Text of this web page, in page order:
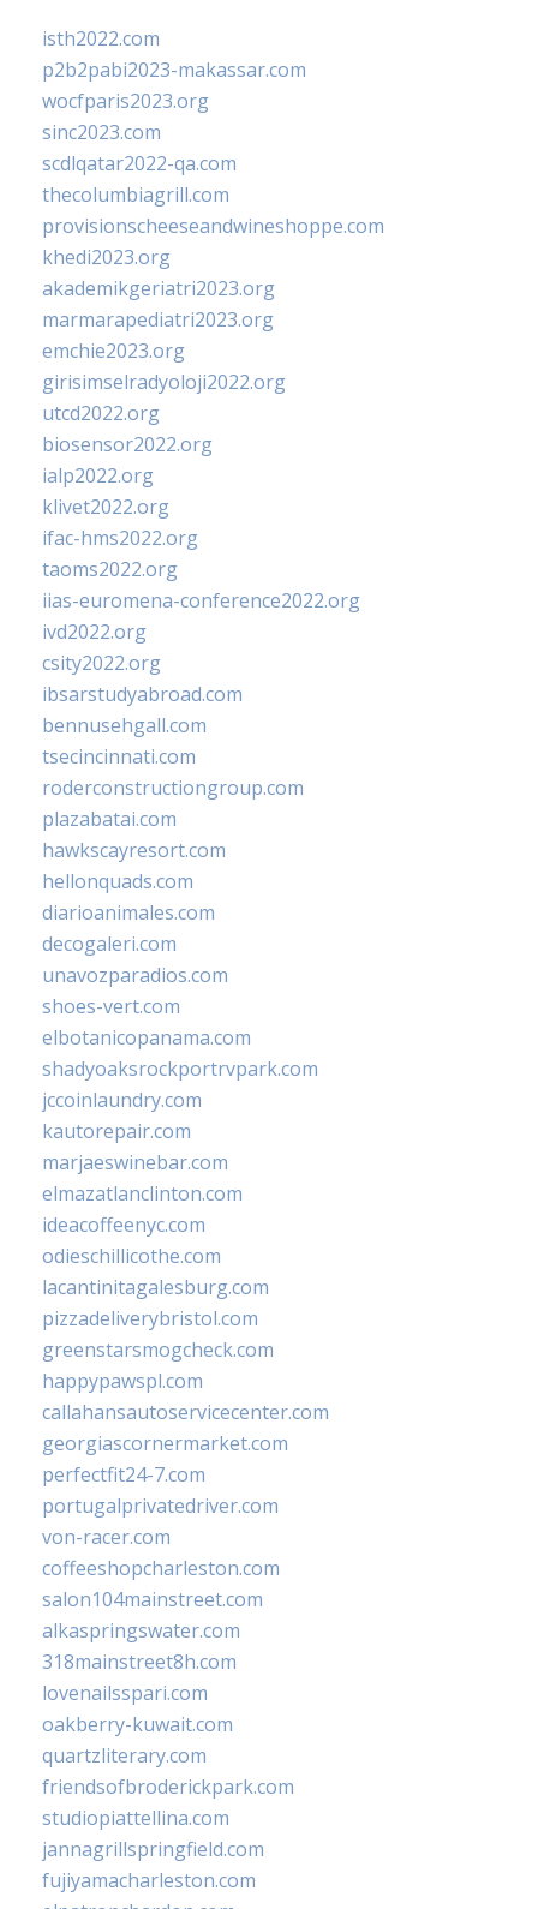
isth2022.com
p2b2pabi2023-makassar.com
wocfparis2023.org
sinc2023.com
scdlqatar2022-qa.com
thecolumbiagrill.com
provisionscheeseandwineshoppe.com
khedi2023.org
akademikgeriatri2023.org
marmarapediatri2023.org
emchie2023.org
girisimselradyoloji2022.org
utcd2022.org
biosensor2022.org
ialp2022.org
klivet2022.org
ifac-hms2022.org
taoms2022.org
iias-euromena-conference2022.org
ivd2022.org
csity2022.org
ibsarstudyabroad.com
bennusehgall.com
tsecincinnati.com
roderconstructiongroup.com
plazabatai.com
hawkscayresort.com
hellonquads.com
diarioanimales.com
decogaleri.com
unavozparadios.com
shoes-vert.com
elbotanicopanama.com
shadyoaksrockportrvpark.com
jccoinlaundry.com
kautorepair.com
marjaeswinebar.com
elmazatlanclinton.com
ideacoffeenyc.com
odieschillicothe.com
lacantinitagalesburg.com
pizzadeliverybristol.com
greenstarsmogcheck.com
happypawspl.com
callahansautoservicecenter.com
georgiascornermarket.com
perfectfit24-7.com
portugalprivatedriver.com
von-racer.com
coffeeshopcharleston.com
salon104mainstreet.com
alkaspringswater.com
318mainstreet8h.com
lovenailsspari.com
oakberry-kuwait.com
quartzliterary.com
friendsofbroderickpark.com
studiopiattellina.com
jannagrillspringfield.com
fujiyamacharleston.com